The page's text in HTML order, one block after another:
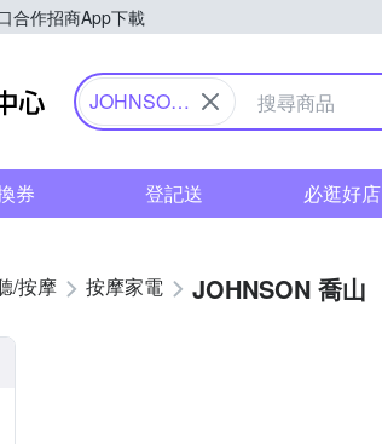
合作招商App下載
Yahoo購物中心
JOHNSON
券 登記送 必逛好店
/按摩 按摩家電 JOHNSON 喬山